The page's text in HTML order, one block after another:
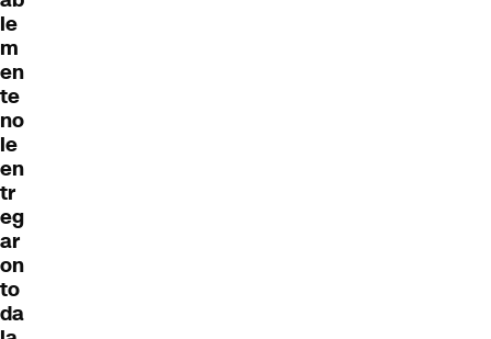
le
m
en
te
no
le
en
tr
eg
ar
on
to
da